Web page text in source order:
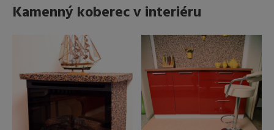
Kamenný koberec v interiéru